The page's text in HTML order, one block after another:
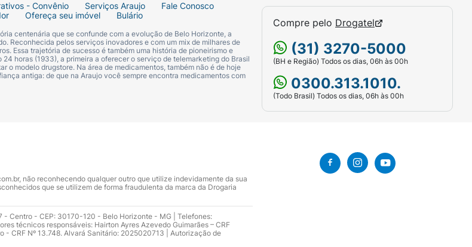
- Convênio Serviços Araujo
Fale Conosco
Ofereça seu imóvel Bulário
centenária que se confunde com a evolução de Belo Horizonte, a
Reconhecida pelos serviços inovadores e com um mix de milhares de
Essa trajetória de sucesso é também uma história de pioneirismo e
horas (1933), a primeira a oferecer o serviço de telemarketing do Brasil
o modelo drugstore. Na área de medicamentos, também não é de hoje
antiga: de que na Araujo você sempre encontra medicamentos com
Compre pelo Drogatel
(31) 3270-5000
(BH e Região) Todos os dias, 06h às 00h
0300.313.1010.
(Todo Brasil) Todos os dias, 06h às 00h
não reconhecendo qualquer outro que utilize indevidamente da sua
que se utilizem de forma fraudulenta da marca da Drogaria
- Centro - CEP: 30170-120 - Belo Horizonte - MG | Telefones:
técnicos responsáveis: Hairton Ayres Azevedo Guimarães – CRF
- CRF Nº 13.748. Alvará Sanitário: 2025020713 | Autorização de